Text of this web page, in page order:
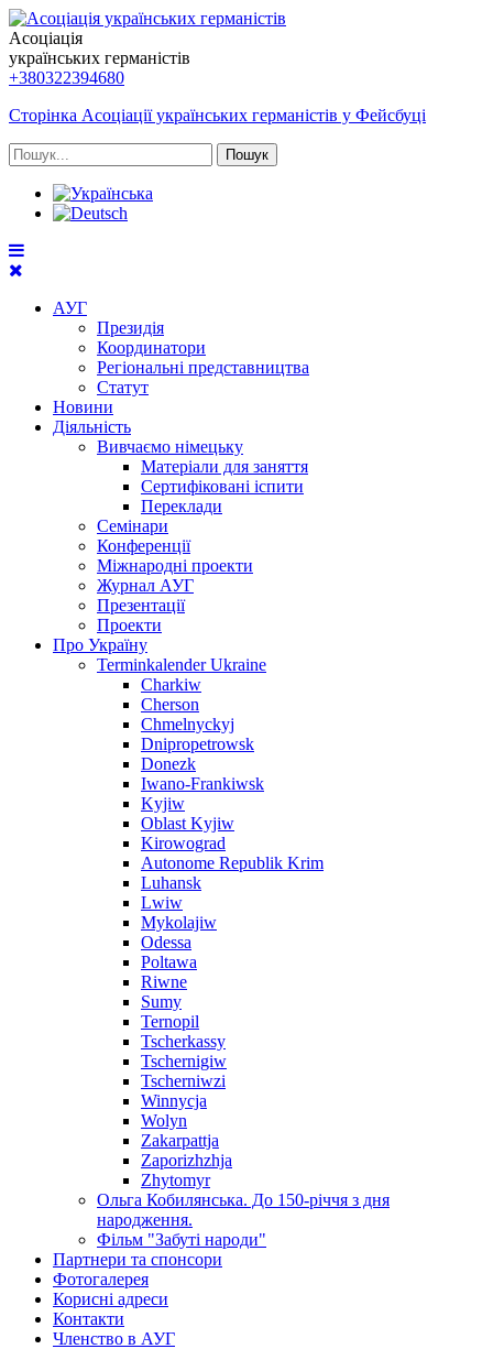
Асоціація
українських германістів
+380322394680
Сторінка Асоціації українських германістів у Фейсбуці
Пошук
АУГ
Президія
Координатори
Регіональні представництва
Статут
Новини
Діяльність
Вивчаємо німецьку
Матеріали для заняття
Сертифіковані іспити
Переклади
Семінари
Конференції
Міжнародні проекти
Журнал АУГ
Презентації
Проекти
Про Україну
Terminkalender Ukraine
Charkiw
Cherson
Chmelnyckyj
Dnipropetrowsk
Donezk
Iwano-Frankiwsk
Kyjiw
Oblast Kyjiw
Kirowograd
Autonome Republik Krim
Luhansk
Lwiw
Mykolajiw
Odessa
Poltawa
Riwne
Sumy
Ternopil
Tscherkassy
Tschernigiw
Tscherniwzi
Winnycja
Wolyn
Zakarpattja
Zaporizhzhja
Zhytomyr
Ольга Кобилянська. До 150-річчя з дня
народження.
Фільм "Забуті народи"
Партнери та спонсори
Фотогалерея
Корисні адреси
Контакти
Членство в АУГ